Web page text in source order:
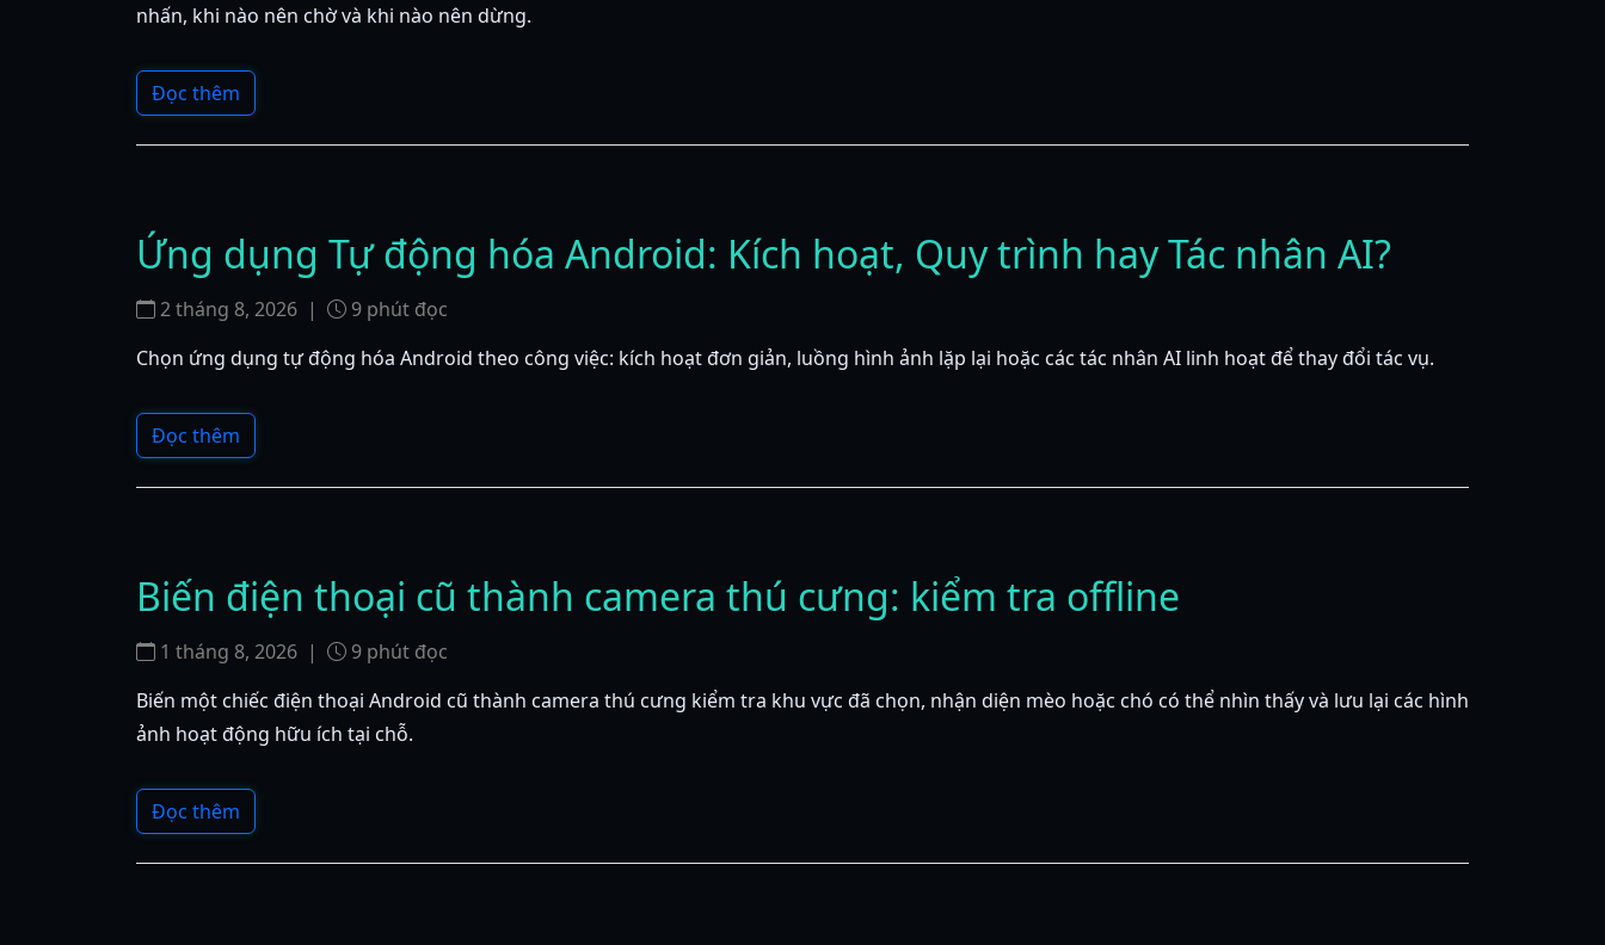
nhấn, khi nào nên chờ và khi nào nên dừng.
Đọc thêm
Ứng dụng Tự động hóa Android: Kích hoạt, Quy trình hay Tác nhân AI?
2 tháng 8, 2026 | 9 phút đọc
Chọn ứng dụng tự động hóa Android theo công việc: kích hoạt đơn giản, luồng hình ảnh lặp lại hoặc các tác nhân AI linh hoạt để thay đổi tác vụ.
Đọc thêm
Biến điện thoại cũ thành camera thú cưng: kiểm tra offline
1 tháng 8, 2026 | 9 phút đọc
Biến một chiếc điện thoại Android cũ thành camera thú cưng kiểm tra khu vực đã chọn, nhận diện mèo hoặc chó có thể nhìn thấy và lưu lại các hình
ảnh hoạt động hữu ích tại chỗ.
Đọc thêm